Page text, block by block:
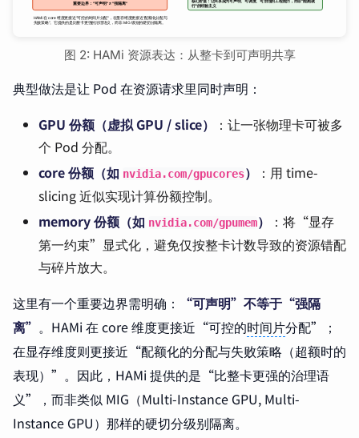
图 2: HAMi 资源表达：从整卡到可声明共享
典型做法是让 Pod 在资源请求里同时声明：
GPU 份额（虚拟 GPU / slice）
：让一张物理卡可被多
个 Pod 分配。
core 份额（如 nvidia.com/gpucores）
：用 time-
slicing 近似实现计算份额控制。
memory 份额（如 nvidia.com/gpumem）
：将“显存
第一约束”显式化，避免仅按整卡计数导致的资源错配
与碎片放大。
这里有一个重要边界需明确：
“可声明”不等于“强隔
离” 。HAMi 在 core 维度更接近“可控的时间片分配”；
在显存维度则更接近“配额化的分配与失败策略（超额时的
表现）”。因此，HAMi 提供的是“比整卡更强的治理语
义”，而非类似 MIG（Multi-Instance GPU, Multi-
Instance GPU）那样的硬切分级别隔离。